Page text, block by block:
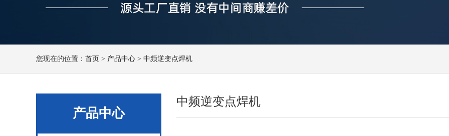
您现在的位置： 首页 > 产品中心 > 中频逆变点焊机
产品中心
中频逆变点焊机